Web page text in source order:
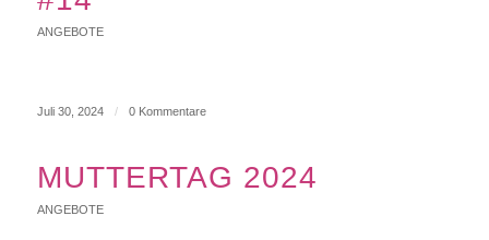
ANGEBOTE
Juli 30, 2024 / 0 Kommentare
MUTTERTAG 2024
ANGEBOTE